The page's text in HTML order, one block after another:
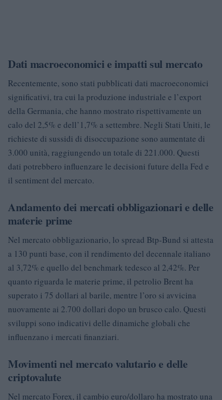
Dati macroeconomici e impatti sul mercato
Recentemente, sono stati pubblicati dati macroeconomici
significativi, tra cui la produzione industriale e l’export
della Germania, che hanno mostrato rispettivamente un
calo del 2,5% e dell’1,7% a settembre. Negli Stati Uniti, le
richieste di sussidi di disoccupazione sono aumentate di
3.000 unità, raggiungendo un totale di 221.000. Questi
dati potrebbero influenzare le decisioni future della Fed e
il sentiment del mercato.
Andamento dei mercati obbligazionari e delle
materie prime
Nel mercato obbligazionario, lo spread Btp-Bund si attesta
a 130 punti base, con il rendimento del decennale italiano
al 3,72% e quello del benchmark tedesco al 2,42%. Per
quanto riguarda le materie prime, il petrolio Brent ha
superato i 75 dollari al barile, mentre l’oro si avvicina
nuovamente ai 2.700 dollari dopo un brusco calo. Questi
sviluppi sono indicativi delle dinamiche globali che
influenzano i mercati finanziari.
Movimenti nel mercato valutario e delle
criptovalute
Nel mercato Forex, il cambio euro/dollaro ha mostrato una